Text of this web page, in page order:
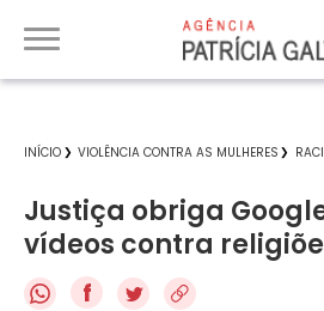
INÍCIO VIOLÊNCIA CONTRA AS MULHERES
Justiça obriga
vídeos contra
f